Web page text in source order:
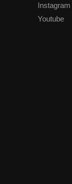
Instagram
Youtube